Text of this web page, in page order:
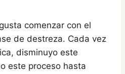
comenzar con el
de destreza. Cada vez
disminuyo este
este proceso hasta